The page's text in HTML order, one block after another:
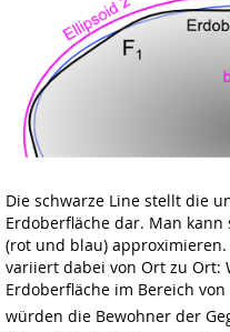
Die schwarze Line stellt die
Erdoberfläche dar. Man
(rot und blau)
variiert dabei von Ort zu Ort:
Erdoberfläche im Bereich von
würden die Bewohner der